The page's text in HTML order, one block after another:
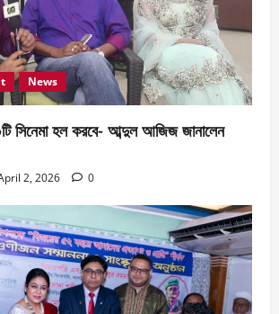
News
সিনেমা হল করবে- আব্দুল আজিজ জানালেন
2, 2026 0